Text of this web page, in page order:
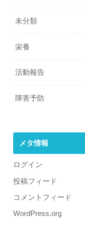
未分類
栄養
活動報告
障害予防
メタ情報
ログイン
投稿フィード
コメントフィード
WordPress.org